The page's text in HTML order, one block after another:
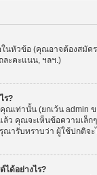
นหัวข้อ (คุณอาจต้องสมัค
ะคะแนน, ฯลฯ.)
ร?
ท่านั้น (ยกเว้น admin
คุณจะเห็นข้อความเล็ก
ณารับทราบว่า ผู้ใช้ปกติ
ได้อย่างไร?